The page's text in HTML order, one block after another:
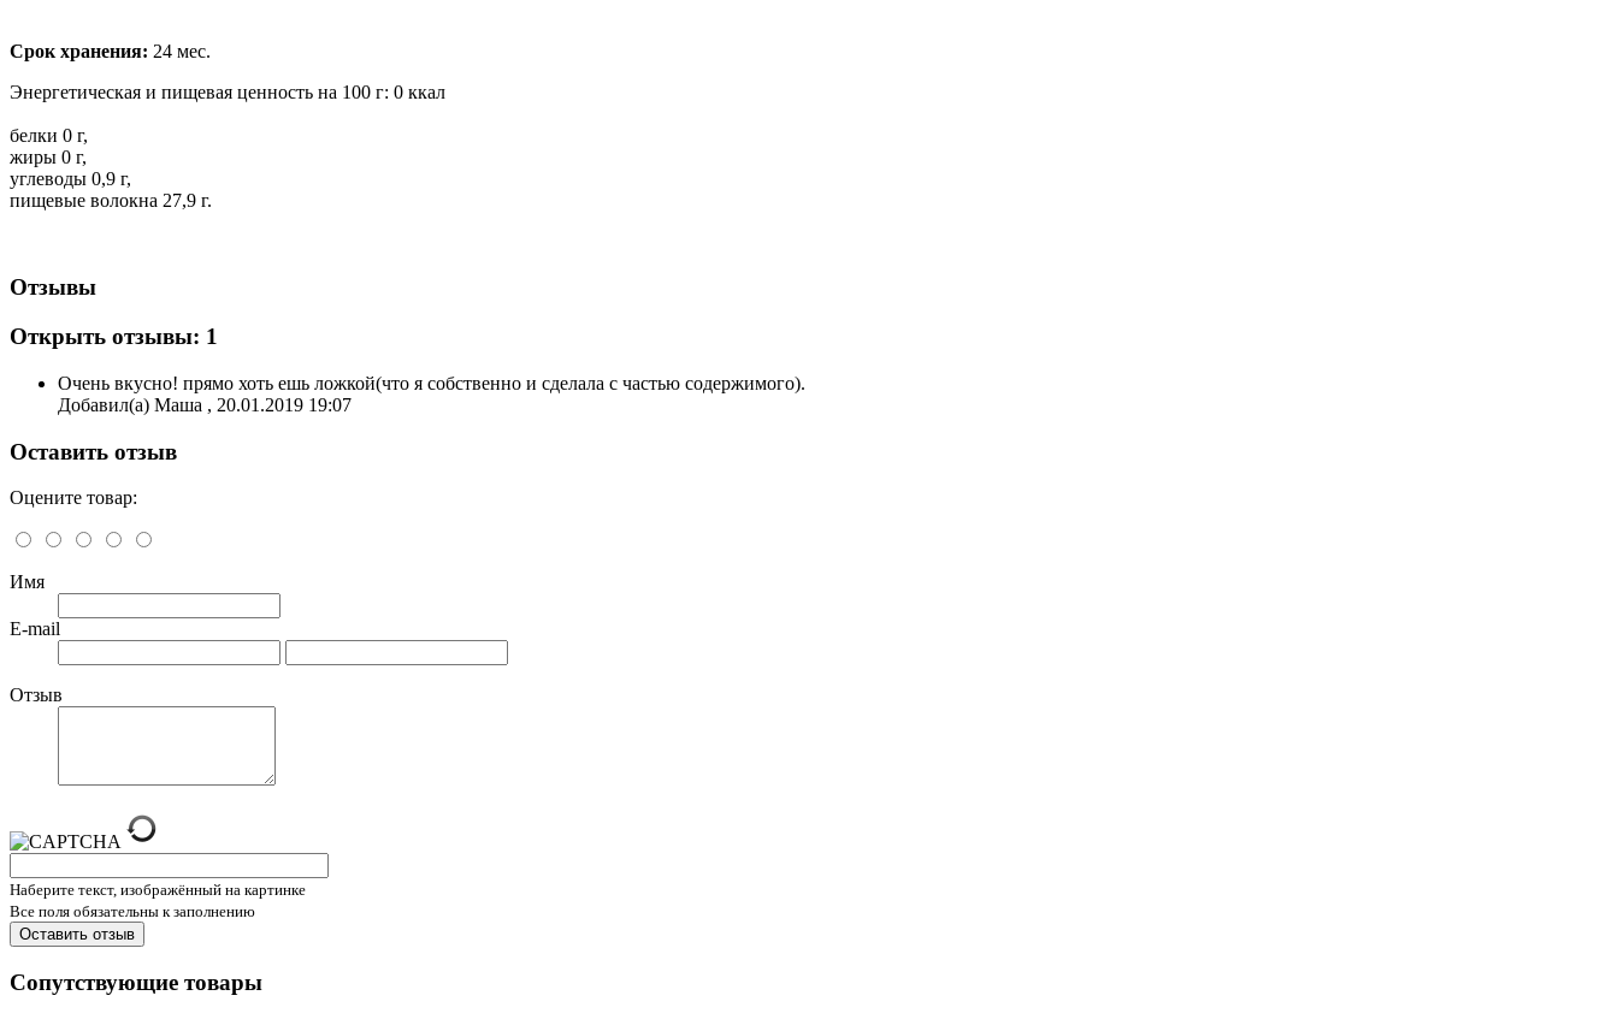
Срок хранения: 24 мес.
Энергетическая и пищевая ценность на 100 г: 0 ккал
белки 0 г,
жиры 0 г,
углеводы 0,9 г,
пищевые волокна 27,9 г.
Отзывы
Открыть отзывы: 1
Очень вкусно! прямо хоть ешь ложкой(что я собственно и сделала с частью содержимого).
Добавил(а) Маша , 20.01.2019 19:07
Оставить отзыв
Оцените товар:
Имя
E-mail
Отзыв
Наберите текст, изображённый на картинке
Все поля обязательны к заполнению
Сопутствующие товары